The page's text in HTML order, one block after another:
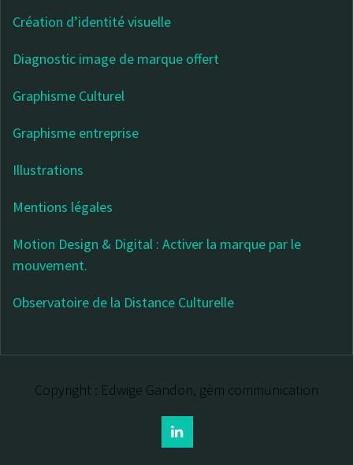
Création d’identité visuelle
Diagnostic image de marque offert
Graphisme Culturel
Graphisme entreprise
Illustrations
Mentions légales
Motion Design & Digital : Activer la marque par le
mouvement.
Observatoire de la Distance Culturelle
Copyright : Edwige Gandon, gèm communication